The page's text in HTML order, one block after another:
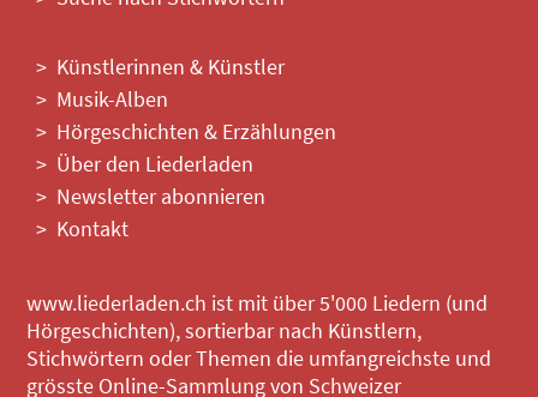
Künstlerinnen & Künstler
Musik-Alben
Hörgeschichten & Erzählungen
Über den Liederladen
Newsletter abonnieren
Kontakt
www.liederladen.ch ist mit über 5'000 Liedern (und
Hörgeschichten), sortierbar nach Künstlern,
Stichwörtern oder Themen die umfangreichste und
grösste Online-Sammlung von Schweizer